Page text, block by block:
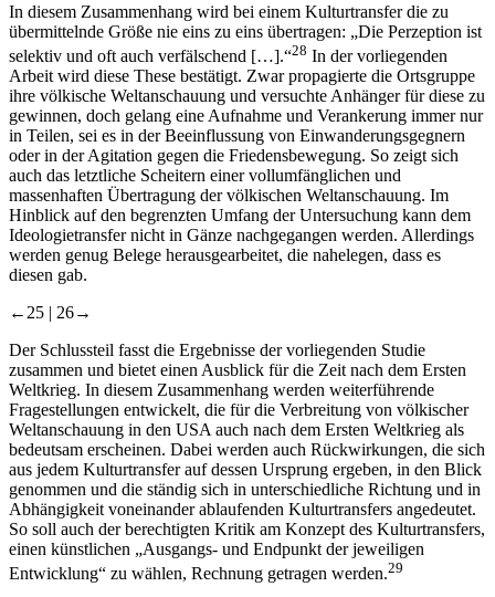
In diesem Zusammenhang wird bei einem Kulturtransfer die zu
übermittelnde Größe nie eins zu eins übertragen: „Die Perzeption ist
selektiv und oft auch verfälschend […].“28 In der vorliegenden
Arbeit wird diese These bestätigt. Zwar propagierte die Ortsgruppe
ihre völkische Weltanschauung und versuchte Anhänger für diese zu
gewinnen, doch gelang eine Aufnahme und Verankerung immer nur
in Teilen, sei es in der Beeinflussung von Einwanderungsgegnern
oder in der Agitation gegen die Friedensbewegung. So zeigt sich
auch das letztliche Scheitern einer vollumfänglichen und
massenhaften Übertragung der völkischen Weltanschauung. Im
Hinblick auf den begrenzten Umfang der Untersuchung kann dem
Ideologietransfer nicht in Gänze nachgegangen werden. Allerdings
werden genug Belege herausgearbeitet, die nahelegen, dass es
diesen gab.
←25 | 26→
Der Schlussteil fasst die Ergebnisse der vorliegenden Studie
zusammen und bietet einen Ausblick für die Zeit nach dem Ersten
Weltkrieg. In diesem Zusammenhang werden weiterführende
Fragestellungen entwickelt, die für die Verbreitung von völkischer
Weltanschauung in den USA auch nach dem Ersten Weltkrieg als
bedeutsam erscheinen. Dabei werden auch Rückwirkungen, die sich
aus jedem Kulturtransfer auf dessen Ursprung ergeben, in den Blick
genommen und die ständig sich in unterschiedliche Richtung und in
Abhängigkeit voneinander ablaufenden Kulturtransfers angedeutet.
So soll auch der berechtigten Kritik am Konzept des Kulturtransfers,
einen künstlichen „Ausgangs- und Endpunkt der jeweiligen
Entwicklung“ zu wählen, Rechnung getragen werden.29